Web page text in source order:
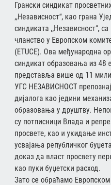
Грански синдикат
,,Независност“, као грана
синдиката ,,Независност“,
чланство у Европском
(ETUCE). Ова међународна
синдикат образовања из 48
представља више од 11
УГС НЕЗАВИСНОСТ
дијалога као једини
образовања у друштву.
су потписници Влада и
просвете, као и укидање
усвајања републичког
доказ да власт просвету
као пуки буџетски расход.
Зато се обраћамо